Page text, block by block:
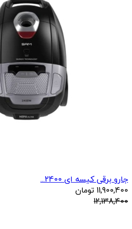
جارو برقی کیسه ای 2400...
11,900,400 تومان
12,138,400